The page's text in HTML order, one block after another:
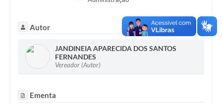
Autor
JANDINEIA APARECIDA DOS SANTOS
FERNANDES
Vereador (Autor)
Ementa